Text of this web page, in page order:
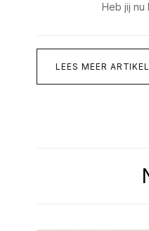
Heb jij
LEES MEER